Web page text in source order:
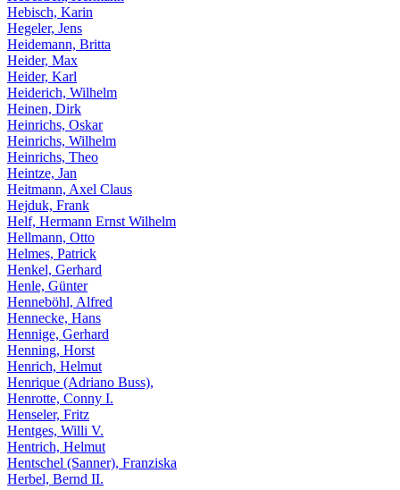
Hebisch, Karin
Hegeler, Jens
Heidemann, Britta
Heider, Max
Heider, Karl
Heiderich, Wilhelm
Heinen, Dirk
Heinrichs, Oskar
Heinrichs, Wilhelm
Heinrichs, Theo
Heintze, Jan
Heitmann, Axel Claus
Hejduk, Frank
Helf, Hermann Ernst Wilhelm
Hellmann, Otto
Helmes, Patrick
Henkel, Gerhard
Henle, Günter
Henneböhl, Alfred
Hennecke, Hans
Hennige, Gerhard
Henning, Horst
Henrich, Helmut
Henrique (Adriano Buss),
Henrotte, Conny I.
Henseler, Fritz
Hentges, Willi V.
Hentrich, Helmut
Hentschel (Sanner), Franziska
Herbel, Bernd II.